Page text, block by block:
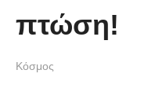
Οι 5 Γιατροί
όταν έπεσε απλά
πτώση!
Κόσμος